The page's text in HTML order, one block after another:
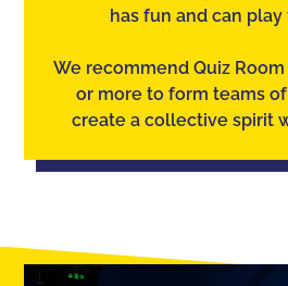
has fun and can
We recommend Quiz
or more to form teams
create a collective spirit